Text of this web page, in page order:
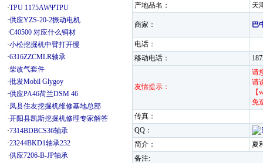
·TPU 1175AWΨTPU
·供应YZS-20-2振动电机
·C40500 对应什么铜材
·小松挖掘机中臂打开慢
·6316ZZCMLR轴承
·柴改气套件
·批发Mobil Glygoy
·供应PA46荷兰DSM 46
·凤县住友挖掘机维修基地总部
·开阳县凯斯挖掘机修理专家解答
·7314BDBCS36轴承
·23244BKD1轴承232
·供应7206-B-JP轴承
产地品名：
商家： 巴
电话：
移动电话：
友情提示：
请
请
免
传真：
QQ：
简介：
夏
备注: